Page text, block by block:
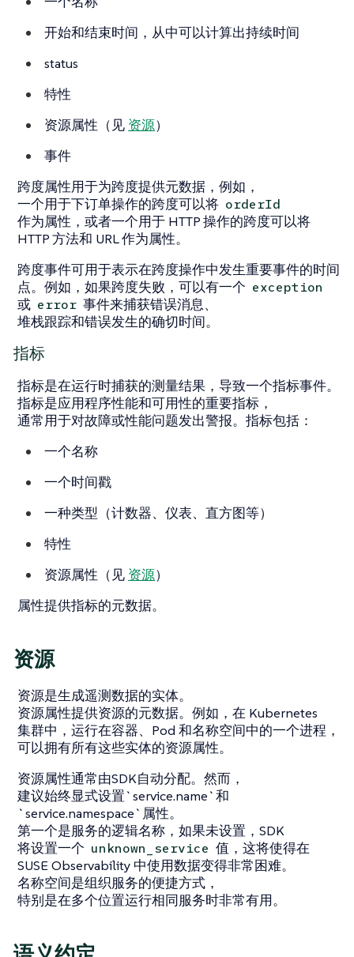
开始和结束时间，从中可以计算出持续时间
status
特性
资源属性（见 资源）
事件
跨度属性用于为跨度提供元数据，例如，
一个用于下订单操作的跨度可以将 orderId
作为属性，或者一个用于 HTTP 操作的跨度可以将
HTTP 方法和 URL 作为属性。
跨度事件可用于表示在跨度操作中发生重要事件的时间
点。例如，如果跨度失败，可以有一个 exception
或 error 事件来捕获错误消息、
堆栈跟踪和错误发生的确切时间。
指标
指标是在运行时捕获的测量结果，导致一个指标事件。
指标是应用程序性能和可用性的重要指标，
通常用于对故障或性能问题发出警报。指标包括：
一个名称
一个时间戳
一种类型（计数器、仪表、直方图等）
特性
资源属性（见 资源）
属性提供指标的元数据。
资源
资源是生成遥测数据的实体。
资源属性提供资源的元数据。例如，在 Kubernetes
集群中，运行在容器、Pod 和名称空间中的一个进程，
可以拥有所有这些实体的资源属性。
资源属性通常由SDK自动分配。然而，
建议始终显式设置`service.name`和
`service.namespace`属性。
第一个是服务的逻辑名称，如果未设置，SDK
将设置一个 unknown_service 值，这将使得在
SUSE Observability 中使用数据变得非常困难。
名称空间是组织服务的便捷方式，
特别是在多个位置运行相同服务时非常有用。